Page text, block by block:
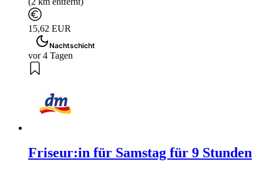
15,62 EUR
Nachtschicht
vor 4 Tagen
Friseur:in für Samstag für 9 Stunden